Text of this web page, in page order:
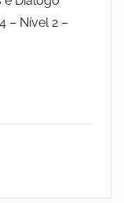
– Nível 2 –